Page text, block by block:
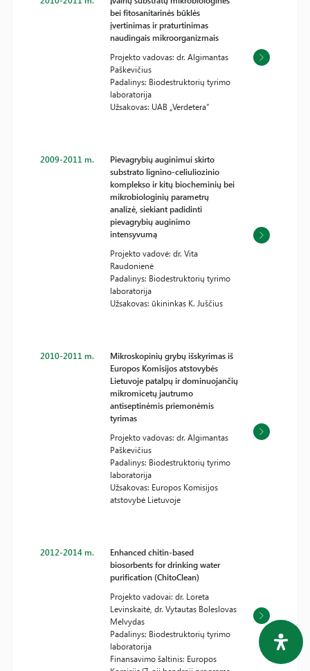
bei fitosanitarinės būklės
įvertinimas ir praturtinimas
naudingais mikroorganizmais
Projekto vadovas: dr. Algimantas
Paškevičius
Padalinys: Biodestruktorių tyrimo
laboratorija
Užsakovas: UAB „Verdetera“
2009-2011 m.
Pievagrybių auginimui skirto
substrato lignino-celiuliozinio
komplekso ir kitų biocheminių bei
mikrobiologinių parametrų
analizė, siekiant padidinti
pievagrybių auginimo
intensyvumą
Projekto vadovė: dr. Vita
Raudonienė
Padalinys: Biodestruktorių tyrimo
laboratorija
Užsakovas: ūkininkas K. Juščius
2010-2011 m.
Mikroskopinių grybų išskyrimas iš
Europos Komisijos atstovybės
Lietuvoje patalpų ir dominuojančių
mikromicetų jautrumo
antiseptinėmis priemonėmis
tyrimas
Projekto vadovas: dr. Algimantas
Paškevičius
Padalinys: Biodestruktorių tyrimo
laboratorija
Užsakovas: Europos Komisijos
atstovybė Lietuvoje
2012-2014 m.
Enhanced chitin-based
biosorbents for drinking water
purification (ChitoClean)
Projekto vadovai: dr. Loreta
Levinskaitė, dr. Vytautas Boleslovas
Melvydas
Padalinys: Biodestruktorių tyrimo
laboratorija
Finansavimo šaltinis: Europos